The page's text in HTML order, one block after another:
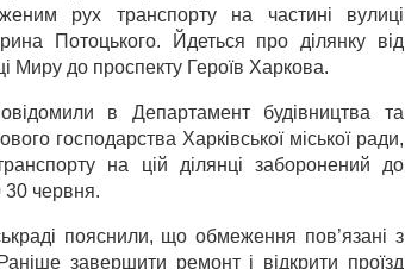
рух транспорту на частині вулиці
Потоцького. Йдеться про ділянку від
Миру до проспекту Героїв Харкова.
в Департамент будівництва та
господарства Харківської міської ради,
на цій ділянці заборонений до
30 червня.
пояснили, що обмеження пов’язані з
завершити ремонт і відкрити проїзд